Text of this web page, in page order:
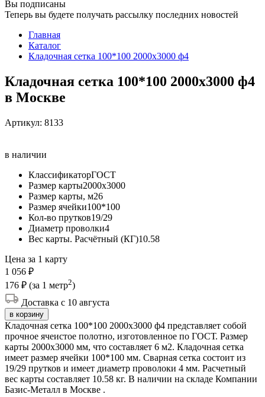
Вы подписаны
Теперь вы будете получать рассылку последних новостей
Главная
Каталог
Кладочная сетка 100*100 2000х3000 ф4
Кладочная сетка 100*100 2000х3000 ф4
в Москве
Артикул: 8133
в наличии
КлассификаторГОСТ
Размер карты2000х3000
Размер карты, м26
Размер ячейки100*100
Кол-во прутков19/29
Диаметр проволки4
Вес карты. Расчётный (КГ)10.58
Цена за 1 карту
1 056 ₽
176 ₽ (за 1 метр2)
Доставка с 10 августа
в корзину
Кладочная сетка 100*100 2000х3000 ф4 представляет собой
прочное ячеистое полотно, изготовленное по ГОСТ. Размер
карты 2000х3000 мм, что составляет 6 м2. Кладочная сетка
имеет размер ячейки 100*100 мм. Сварная сетка состоит из
19/29 прутков и имеет диаметр проволоки 4 мм. Расчетный
вес карты составляет 10.58 кг. В наличии на складе Компании
Базис-Металл в Москве .